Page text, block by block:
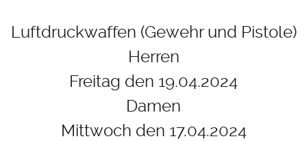
Luftdruckwaffen (Gewehr und Pistole)
Herren
Freitag den 19.04.2024
Damen
Mittwoch den 17.04.2024